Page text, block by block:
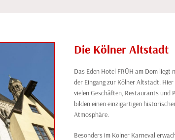
Die Kölner Altstadt
Das Eden Hotel FRÜH am Dom
der Eingang zur Kölner Altstadt.
vielen Geschäften, Restaurants und
bilden einen einzigartigen
Atmosphäre.
Besonders im Kölner Karneval